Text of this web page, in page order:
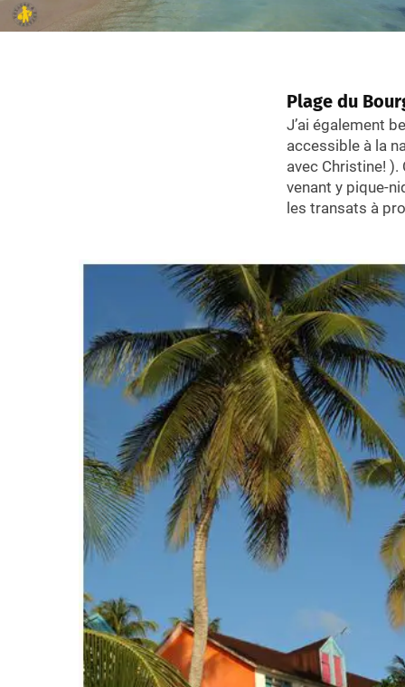
Parc des
Plongée à la
Naviguer sur
Partir en
Où se loger
Comment
Plage du
J’ai également
accessible à la
avec Christine! ).
venant y pique-
les transats à